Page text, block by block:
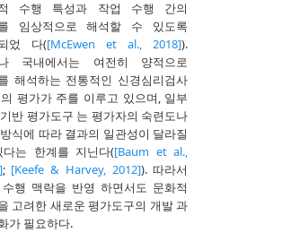
수행 특성과 작업 수행 간의
임상적으로 해석할 수 있도록
었 다([McEwen et al., 2018]).
국내에서는 여전히 양적으로
해석하는 전통적인 신경심리검사
평가가 주를 이루고 있으며, 일부
반 평가도구 는 평가자의 숙련도나
식에 따라 결과의 일관성이 달라질
다는 한계를 지닌다([Baum et al.,
; [Keefe & Harvey, 2012]). 따라서
행 맥락을 반영 하면서도 문화적
고려한 새로운 평가도구의 개발 과
가 필요하다.